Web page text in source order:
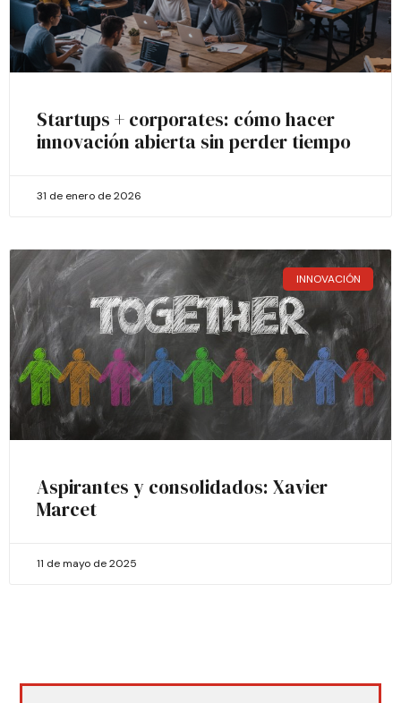
Startups + corporates: cómo hacer
innovación abierta sin perder tiempo
31 de enero de 2026
INNOVACIÓN
Aspirantes y consolidados: Xavier
Marcet
11 de mayo de 2025